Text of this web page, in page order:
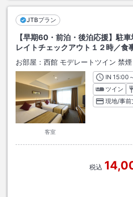
JTBプラン
【早期60・前泊・後泊応援】駐
レイトチェックアウト１２時／食
お部屋： 西館 モデレートツイン 禁煙
客室
INチェッ
15:00
ツイン
現地/事前
税込